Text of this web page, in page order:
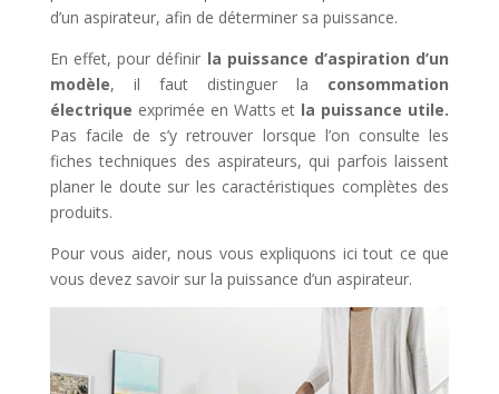
d’un aspirateur, afin de déterminer sa puissance.
En effet, pour définir la puissance d’aspiration d’un
modèle, il faut distinguer la consommation
électrique exprimée en Watts et la puissance utile.
Pas facile de s’y retrouver lorsque l’on consulte les
fiches techniques des aspirateurs, qui parfois laissent
planer le doute sur les caractéristiques complètes des
produits.
Pour vous aider, nous vous expliquons ici tout ce que
vous devez savoir sur la puissance d’un aspirateur.